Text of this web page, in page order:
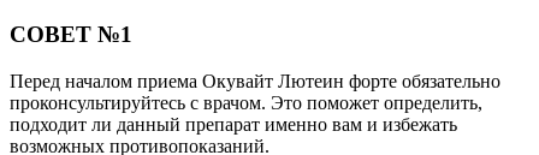
СОВЕТ №1
Перед началом приема Окувайт Лютеин форте обязательно
проконсультируйтесь с врачом. Это поможет определить,
подходит ли данный препарат именно вам и избежать
возможных противопоказаний.